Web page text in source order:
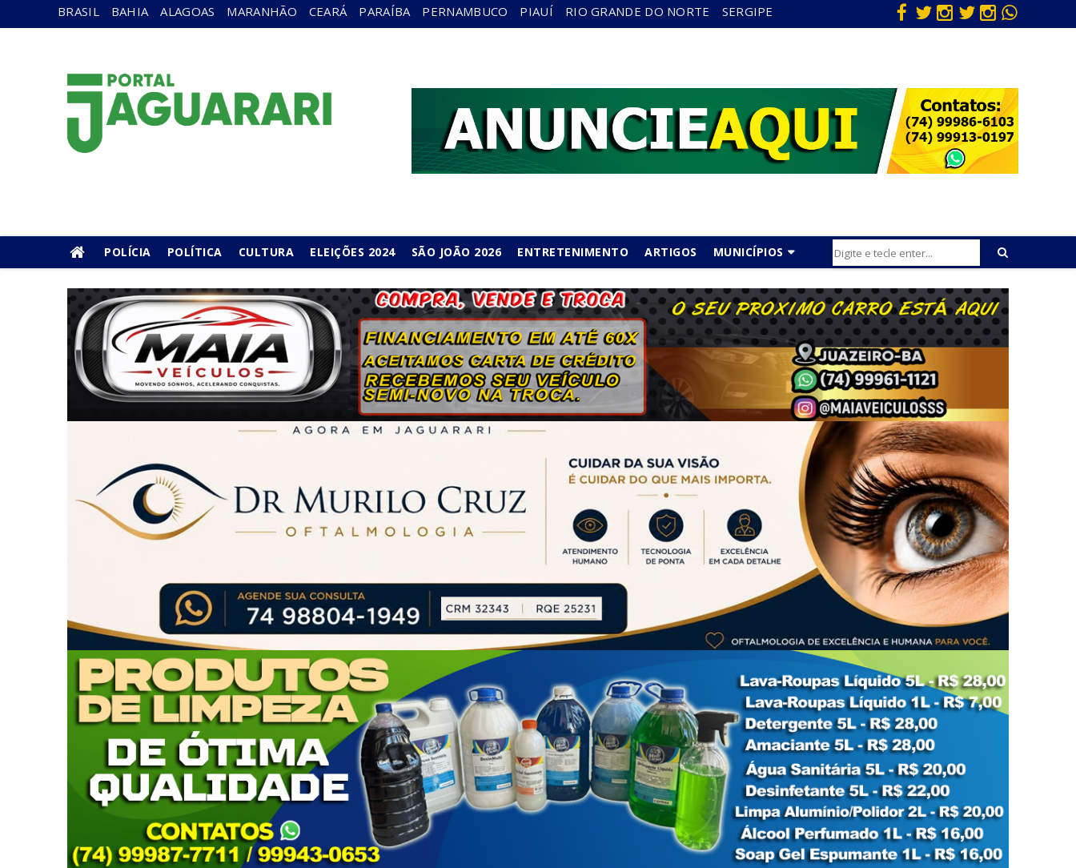
BRASIL BAHIA ALAGOAS MARANHÃO CEARÁ PARAÍBA PERNAMBUCO PIAUÍ RIO GRANDE DO NORTE SERGIPE
POLÍCIA POLÍTICA CULTURA ELEIÇÕES 2024 SÃO JOÃO 2026 ENTRETENIMENTO ARTIGOS MUNICÍPIOS